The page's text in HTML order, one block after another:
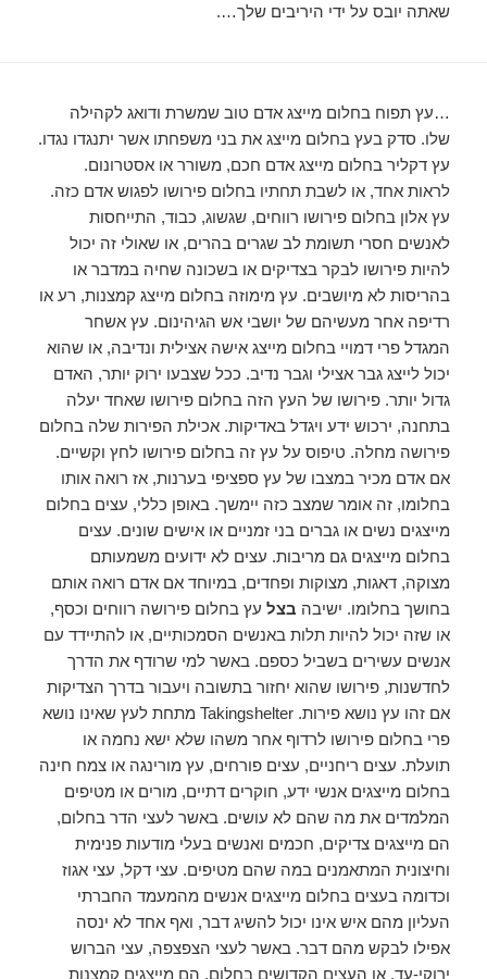
שאתה יובס על ידי היריבים שלך….
…עץ תפוח בחלום מייצג אדם טוב שמשרת ודואג לקהילה
שלו. סדק בעץ בחלום מייצג את בני משפחתו אשר יתנגדו נגדו.
עץ דקליר בחלום מייצג אדם חכם, משורר או אסטרונום.
לראות אחד, או לשבת תחתיו בחלום פירושו לפגוש אדם כזה.
עץ אלון בחלום פירושו רווחים, שגשוג, כבוד, התייחסות
לאנשים חסרי תשומת לב שגרים בהרים, או שאולי זה יכול
להיות פירושו לבקר בצדיקים או בשכונה שחיה במדבר או
בהריסות לא מיושבים. עץ מימוזה בחלום מייצג קמצנות, רע או
רדיפה אחר מעשיהם של יושבי אש הגיהינום. עץ אשחר
המגדל פרי דמויי בחלום מייצג אישה אצילית ונדיבה, או שהוא
יכול לייצג גבר אצילי וגבר נדיב. ככל שצבעו ירוק יותר, האדם
גדול יותר. פירושו של העץ הזה בחלום פירושו שאחד יעלה
בתחנה, ירכוש ידע ויגדל באדיקות. אכילת הפירות שלה בחלום
פירושה מחלה. טיפוס על עץ זה בחלום פירושו לחץ וקשיים.
אם אדם מכיר במצבו של עץ ספציפי בערנות, אז רואה אותו
בחלומו, זה אומר שמצב כזה יימשך. באופן כללי, עצים בחלום
מייצגים נשים או גברים בני זמניים או אישים שונים. עצים
בחלום מייצגים גם מריבות. עצים לא ידועים משמעותם
מצוקה, דאגות, מצוקות ופחדים, במיוחד אם אדם רואה אותם
בחושך בחלומו. ישיבה בצל עץ בחלום פירושה רווחים וכסף,
או שזה יכול להיות תלות באנשים הסמכותיים, או להתיידד עם
אנשים עשירים בשביל כספם. באשר למי שרודף את הדרך
לחדשנות, פירושו שהוא יחזור בתשובה ויעבור בדרך הצדיקות
אם זהו עץ נושא פירות. Takingshelter מתחת לעץ שאינו נושא
פרי בחלום פירושו לרדוף אחר משהו שלא ישא נחמה או
תועלת. עצים ריחניים, עצים פורחים, עץ מורינגה או צמח חינה
בחלום מייצגים אנשי ידע, חוקרים דתיים, מורים או מטיפים
המלמדים את מה שהם לא עושים. באשר לעצי הדר בחלום,
הם מייצגים צדיקים, חכמים ואנשים בעלי מודעות פנימית
וחיצונית המתאמנים במה שהם מטיפים. עצי דקל, עצי אגוז
וכדומה בעצים בחלום מייצגים אנשים מהמעמד החברתי
העליון מהם איש אינו יכול להשיג דבר, ואף אחד לא ינסה
אפילו לבקש מהם דבר. באשר לעצי הצפצפה, עצי הברוש
ירוקי-עד, או העצים הקדושים בחלום, הם מייצגים קמצנות